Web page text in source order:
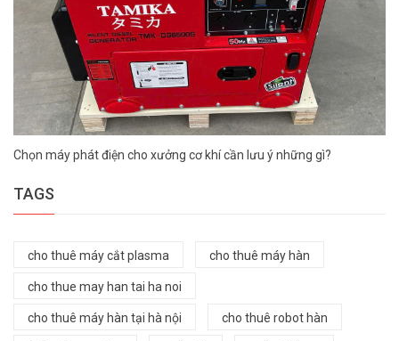
Chọn máy phát điện cho xưởng cơ khí cần lưu ý những gì?
TAGS
cho thuê máy cắt plasma cho thuê máy hàn
cho thue may han tai ha noi
cho thuê máy hàn tại hà nội cho thuê robot hàn